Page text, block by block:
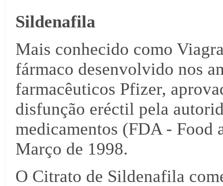
Sildenafila
Mais conhecido como
fármaco desenvolvido nos
farmacêuticos Pfizer,
disfunção eréctil pela
medicamentos (FDA -
Março de 1998.
O Citrato de Sildenafila